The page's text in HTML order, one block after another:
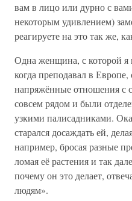
вам в лицо или дурно с
некоторым удивлением)
реагируете на это так же,
Одна женщина, с которой я
когда преподавал в
напряжённые отношения с
совсем рядом и были
узкими палисадниками.
старался досаждать ей,
например, бросая разные
ломая её растения и так
почему он это делает,
людям».